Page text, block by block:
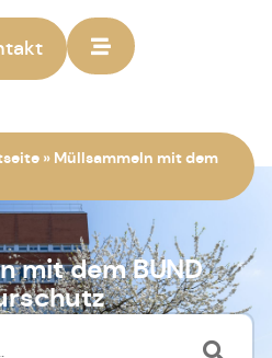
» Müllsammeln mit dem
mit dem BUND